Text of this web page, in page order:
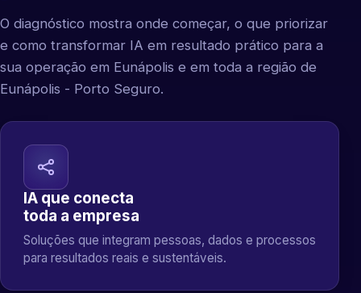
O diagnóstico mostra onde começar, o que priorizar
e como transformar IA em resultado prático para a
sua operação em Eunápolis e em toda a região de
Eunápolis - Porto Seguro.
IA que conecta
toda a empresa
Soluções que integram pessoas, dados e processos
para resultados reais e sustentáveis.